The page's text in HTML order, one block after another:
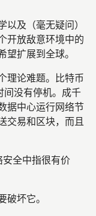
及（毫无疑问）
开放敌意环境中的
扩展到全球。
理论难题。比特币
间没有停机。成千
据中心运行网络节
交易和区块，而且
安全中指很有价
坏它。